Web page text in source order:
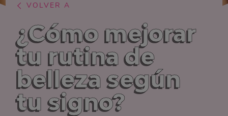
VOLVER A
¿Cómo mejorar
tu rutina de
belleza según
tu signo?